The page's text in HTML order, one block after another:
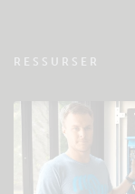
Sjekk
RESSURSER